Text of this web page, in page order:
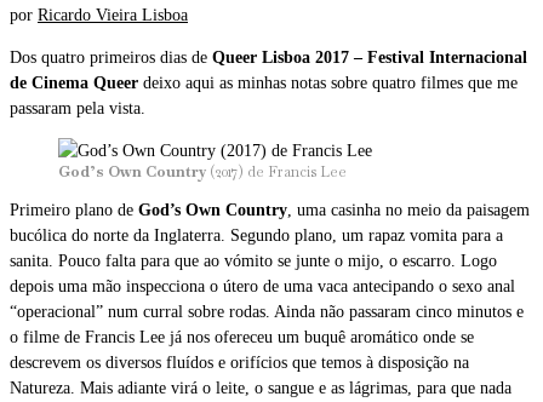
por Ricardo Vieira Lisboa
Dos quatro primeiros dias de Queer Lisboa 2017 – Festival Internacional
de Cinema Queer deixo aqui as minhas notas sobre quatro filmes que me
passaram pela vista.
God’s Own Country (2017) de Francis Lee
Primeiro plano de God’s Own Country , uma casinha no meio da paisagem
bucólica do norte da Inglaterra. Segundo plano, um rapaz vomita para a
sanita. Pouco falta para que ao vómito se junte o mijo, o escarro. Logo
depois uma mão inspecciona o útero de uma vaca antecipando o sexo anal
“operacional” num curral sobre rodas. Ainda não passaram cinco minutos e
o filme de Francis Lee já nos ofereceu um buquê aromático onde se
descrevem os diversos fluídos e orifícios que temos à disposição na
Natureza. Mais adiante virá o leite, o sangue e as lágrimas, para que nada